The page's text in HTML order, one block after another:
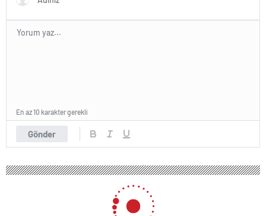
Gönder
En az 10 karakter gerekli